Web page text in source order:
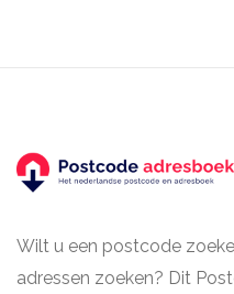
Wilt u een postcode
adressen zoeken? Dit